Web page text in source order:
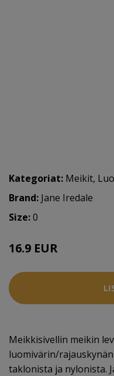
Kategoriat: Meikit,
Brand: Jane Iredale
Size:0
16.9 EUR
Meikkisivellin meikin
luomivärin/
taklonista ja nylonista.